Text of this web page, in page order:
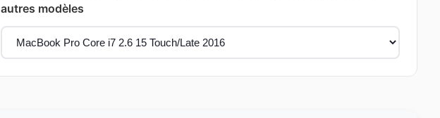
autres modèles